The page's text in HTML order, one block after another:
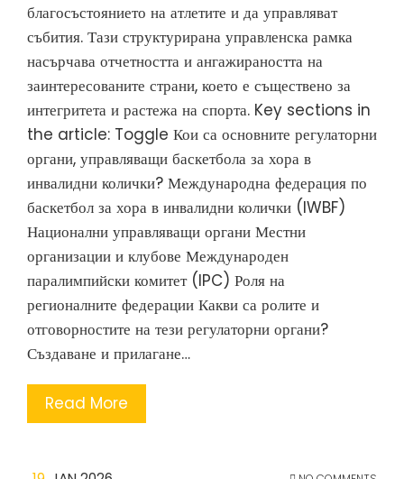
благосъстоянието на атлетите и да управляват
събития. Тази структурирана управленска рамка
насърчава отчетността и ангажираността на
заинтересованите страни, което е съществено за
интегритета и растежа на спорта. Key sections in
the article: Toggle Кои са основните регулаторни
органи, управляващи баскетбола за хора в
инвалидни колички? Международна федерация по
баскетбол за хора в инвалидни колички (IWBF)
Национални управляващи органи Местни
организации и клубове Международен
паралимпийски комитет (IPC) Роля на
регионалните федерации Какви са ролите и
отговорностите на тези регулаторни органи?
Създаване и прилагане…
Read More